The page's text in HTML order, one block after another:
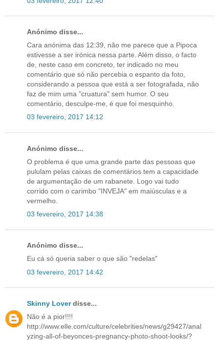
Anónimo disse...
Cara anónima das 12:39, não me parece que a Pipoca
estivesse a ser irónica nessa parte. Além disso, o facto
de, neste caso em concreto, ter indicado no meu
comentário que só não percebia o espanto da foto,
considerando a pessoa que está a ser fotografada, não
faz de mim uma "cruatura" sem humor. O seu
comentário, desculpe-me, é que foi mesquinho.
03 fevereiro, 2017 14:12
Anónimo disse...
O problema é que uma grande parte das pessoas que
pululam pelas caixas de comentários tem a capacidade
de argumentação de um rabanete. Logo vai tudo
corrido com o carimbo "INVEJA" em maiúsculas e a
vermelho.
03 fevereiro, 2017 14:38
Anónimo disse...
Eu cá só queria saber o que são "redelas"
03 fevereiro, 2017 14:42
Skinny Loverdisse...
Não é a pior!!!!
http://www.elle.com/culture/celebrities/news/g29427/anal
yzing-all-of-beyonces-pregnancy-photo-shoot-looks/?